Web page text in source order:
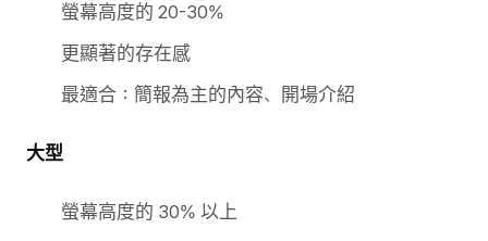
螢幕高度的 20-30%
更顯著的存在感
最適合：簡報為主的內容、開場介紹
大型
螢幕高度的 30% 以上